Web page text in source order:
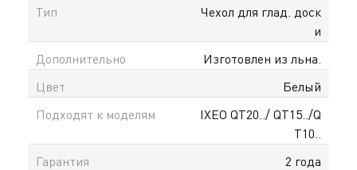
Тип
Чехол для глад. доск
и
Дополнительно
Изготовлен из льна.
Цвет
Белый
Подходят к моделям
IXEO QT20../ QT15../Q
T10..
Гарантия
2 года